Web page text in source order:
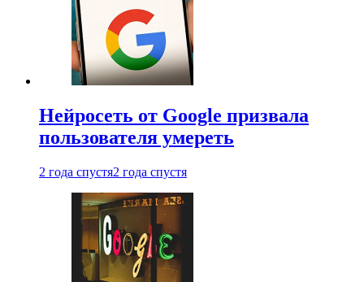
Нейросеть от Google призвала
пользователя умереть
2 года спустя2 года спустя